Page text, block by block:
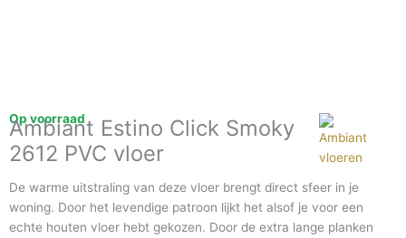
Op voorraad
Ambiant Estino Click Smoky
2612 PVC vloer
De warme uitstraling van deze vloer brengt direct sfeer in je
woning. Door het levendige patroon lijkt het alsof je voor een
echte houten vloer hebt gekozen. Door de extra lange planken